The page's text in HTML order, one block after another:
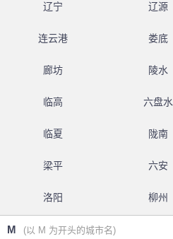
辽宁 辽源
连云港 娄底
廊坊 陵水
临高 六盘水
临夏 陇南
梁平 六安
洛阳 柳州
M (以 M 为开头的城市名)